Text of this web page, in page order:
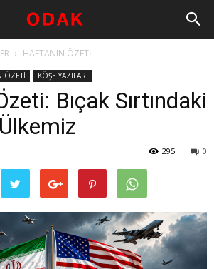
HAFTANIN ÖZETİ
ÖZETİ KÖŞE YAZILARI
Bıçak Sırtındaki
0
295